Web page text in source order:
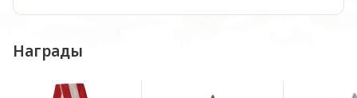
Награды